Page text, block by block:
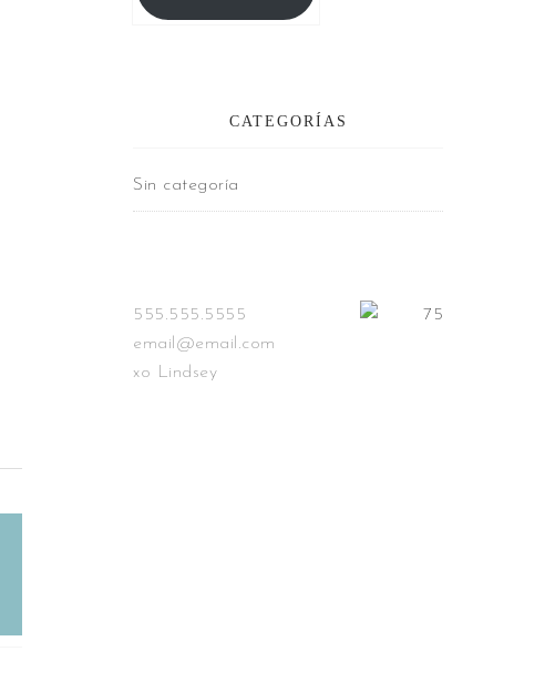
CATEGORÍAS
Sin categoría
555.555.5555
email@email.com
xo Lindsey